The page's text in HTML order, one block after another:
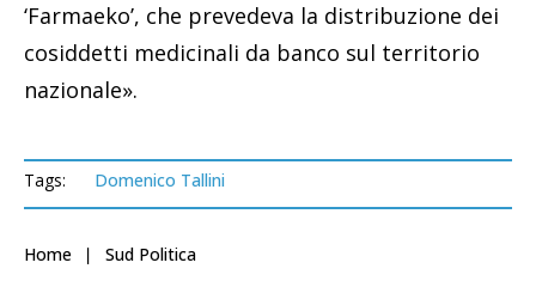
‘Farmaeko’, che prevedeva la distribuzione dei
cosiddetti medicinali da banco sul territorio
nazionale».
Tags: Domenico Tallini
Home Sud Politica